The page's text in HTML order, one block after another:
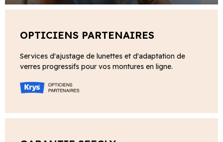
OPTICIENS PARTENAIRES
Services d'ajustage de lunettes et d'adaptation de
verres progressifs pour vos montures en ligne.